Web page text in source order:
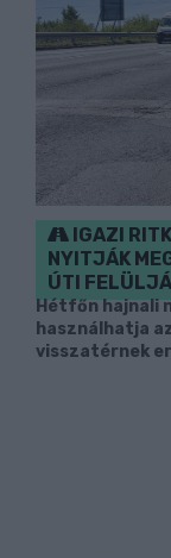
IGAZI
NYITJÁK
ÚTI
Hétfőn hajnali
használhatja
visszatérnek